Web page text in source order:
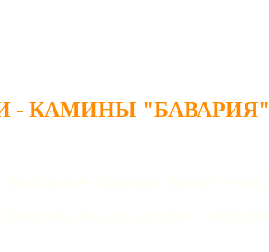
- КАМИНЫ "БАВАРИЯ"